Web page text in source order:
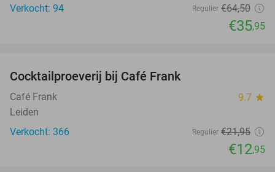
Verkocht: 94
Regulier €64,50
€35,95
Cocktailproeverij bij Café Frank
Café Frank 9.7 star
Leiden
Verkocht: 366
Regulier €21,95
€12,95